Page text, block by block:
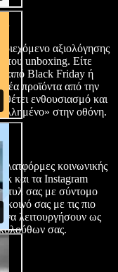
αξιολόγησης
του unboxing. Είτε
από Black Friday ή
νέα προϊόντα από την
ενθουσιασμό και
στην οθόνη.
κοινωνικής
και τα Instagram
στυλ σας με σύντομο
κοινό σας με τις πιο
να λειτουργήσουν ως
σας.